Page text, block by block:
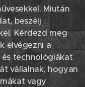
Miután
beszélj
Kérdezd meg
elvégezni a
technológiákat
vállalnak, hogyan
vagy